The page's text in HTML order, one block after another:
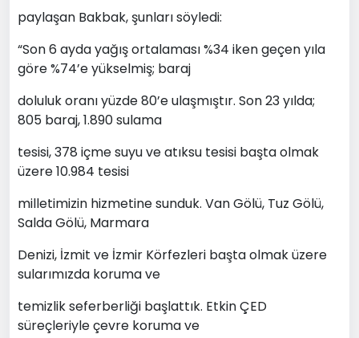
paylaşan Bakbak, şunları söyledi:
“Son 6 ayda yağış ortalaması %34 iken geçen yıla
göre %74’e yükselmiş; baraj
doluluk oranı yüzde 80’e ulaşmıştır. Son 23 yılda;
805 baraj, 1.890 sulama
tesisi, 378 içme suyu ve atıksu tesisi başta olmak
üzere 10.984 tesisi
milletimizin hizmetine sunduk. Van Gölü, Tuz Gölü,
Salda Gölü, Marmara
Denizi, İzmit ve İzmir Körfezleri başta olmak üzere
sularımızda koruma ve
temizlik seferberliği başlattık. Etkin ÇED
süreçleriyle çevre koruma ve